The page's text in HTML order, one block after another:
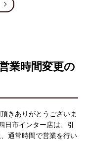
業時間変更の
きありがとうございま
日市インター店は、引
通常時間で営業を行い